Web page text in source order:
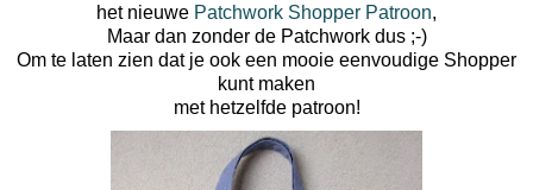
het nieuwe Patchwork Shopper Patroon,
Maar dan zonder de Patchwork dus ;-)
Om te laten zien dat je ook een mooie eenvoudige Shopper
kunt maken
met hetzelfde patroon!